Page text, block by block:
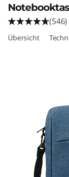
(546)
Übersicht